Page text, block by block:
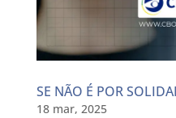
SE NÃO É POR
18 mar, 2025